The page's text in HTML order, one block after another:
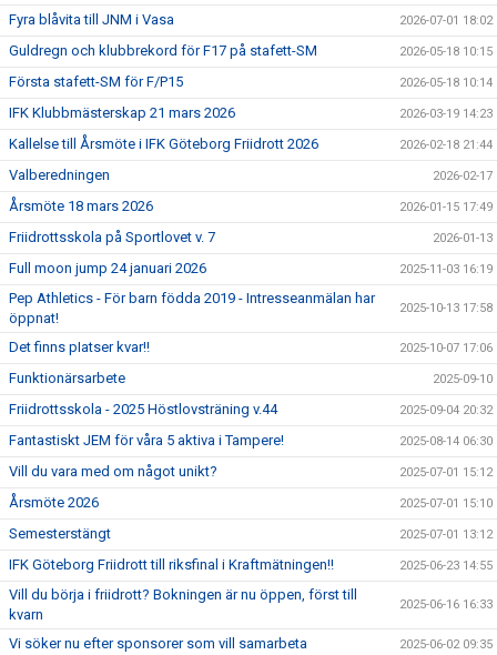
Fyra blåvita till JNM i Vasa 2026-07-01 18:02
Guldregn och klubbrekord för F17 på stafett-SM 2026-05-18 10:15
Första stafett-SM för F/P15 2026-05-18 10:14
IFK Klubbmästerskap 21 mars 2026 2026-03-19 14:23
Kallelse till Årsmöte i IFK Göteborg Friidrott 2026 2026-02-18 21:44
Valberedningen 2026-02-17
Årsmöte 18 mars 2026 2026-01-15 17:49
Friidrottsskola på Sportlovet v. 7 2026-01-13
Full moon jump 24 januari 2026 2025-11-03 16:19
Pep Athletics - För barn födda 2019 - Intresseanmälan har
öppnat!
2025-10-13 17:58
Det finns pIatser kvar!! 2025-10-07 17:06
Funktionärsarbete 2025-09-10
Friidrottsskola - 2025 Höstlovsträning v.44 2025-09-04 20:32
Fantastiskt JEM för våra 5 aktiva i Tampere! 2025-08-14 06:30
Vill du vara med om något unikt? 2025-07-01 15:12
Årsmöte 2026 2025-07-01 15:10
Semesterstängt 2025-07-01 13:12
IFK Göteborg Friidrott till riksfinal i Kraftmätningen!! 2025-06-23 14:55
Vill du börja i friidrott? Bokningen är nu öppen, först till
kvarn
2025-06-16 16:33
Vi söker nu efter sponsorer som vill samarbeta 2025-06-02 09:35